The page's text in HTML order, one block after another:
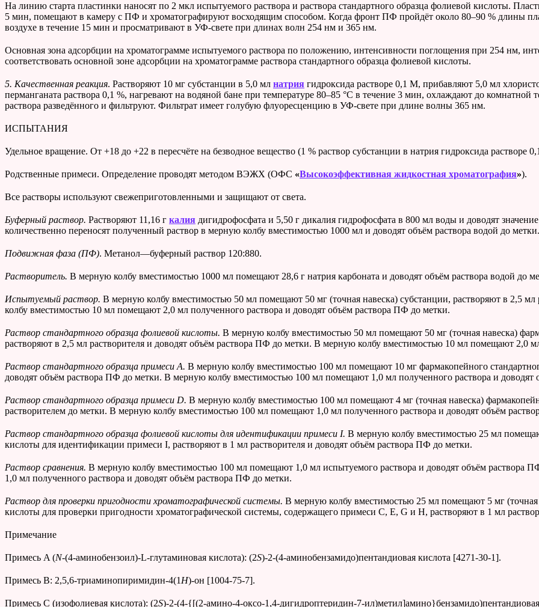
На линию старта пластинки наносят по 2 мкл испытуемого раствора и раствора стандартного образца фолиевой кислоты.
5 мин, помещают в камеру с ПФ и хроматографируют восходящим способом. Когда фронт ПФ пройдёт около 80–90 % длины
воздухе в течение 15 мин и просматривают в УФ-свете при длинах волн 254 нм и 365 нм.
Основная зона адсорбции на хроматограмме испытуемого раствора по положению, интенсивности поглощения при 254 нм,
соответствовать основной зоне адсорбции на хроматограмме раствора стандартного образца фолиевой кислоты.
5. Качественная реакция. Растворяют 10 мг субстанции в 5,0 мл натрия гидроксида растворе 0,1 М, прибавляют 5,0 мл
перманганата раствора 0,1 %, нагревают на водяной бане при температуре 80–85 °С в течение 3 мин, охлаждают до
раствора разведённого и фильтруют. Фильтрат имеет голубую флуоресценцию в УФ-свете при длине волны 365 нм.
ИСПЫТАНИЯ
Удельное вращение. От +18 до +22 в пересчёте на безводное вещество (1 % раствор субстанции в натрия гидроксида
Родственные примеси. Определение проводят методом ВЭЖХ (ОФС «Высокоэффективная жидкостная хроматография»).
Все растворы используют свежеприготовленными и защищают от света.
Буферный раствор. Растворяют 11,16 г калия дигидрофосфата и 5,50 г дикалия гидрофосфата в 800 мл воды и доводят
количественно переносят полученный раствор в мерную колбу вместимостью 1000 мл и доводят объём раствора водой до метки.
Подвижная фаза (ПФ). Метанол—буферный раствор 120:880.
Растворитель. В мерную колбу вместимостью 1000 мл помещают 28,6 г натрия карбоната и доводят объём раствора водой до
Испытуемый раствор. В мерную колбу вместимостью 50 мл помещают 50 мг (точная навеска) субстанции, растворяют в 2,5
колбу вместимостью 10 мл помещают 2,0 мл полученного раствора и доводят объём раствора ПФ до метки.
Раствор стандартного образца фолиевой кислоты. В мерную колбу вместимостью 50 мл помещают 50 мг (точная навеска)
растворяют в 2,5 мл растворителя и доводят объём раствора ПФ до метки. В мерную колбу вместимостью 10 мл помещают 2,0
Раствор стандартного образца примеси А. В мерную колбу вместимостью 100 мл помещают 10 мг фармакопейного
доводят объём раствора ПФ до метки. В мерную колбу вместимостью 100 мл помещают 1,0 мл полученного раствора и доводят
Раствор стандартного образца примеси D. В мерную колбу вместимостью 100 мл помещают 4 мг (точная навеска)
растворителем до метки. В мерную колбу вместимостью 100 мл помещают 1,0 мл полученного раствора и доводят объём
Раствор стандартного образца фолиевой кислоты для идентификации примеси I. В мерную колбу вместимостью 25 мл
кислоты для идентификации примеси I, растворяют в 1 мл растворителя и доводят объём раствора ПФ до метки.
Раствор сравнения. В мерную колбу вместимостью 100 мл помещают 1,0 мл испытуемого раствора и доводят объём
1,0 мл полученного раствора и доводят объём раствора ПФ до метки.
Раствор для проверки пригодности хроматографической системы. В мерную колбу вместимостью 25 мл помещают 5 мг (точная
кислоты для проверки пригодности хроматографической системы, содержащего примеси С, E, G и H, растворяют в 1 мл
Примечание
Примесь A (N-(4-аминобензоил)-L-глутаминовая кислота): (2S)-2-(4-аминобензамидо)пентандиовая кислота [4271-30-1].
Примесь B: 2,5,6-триаминопиримидин-4(1H)-он [1004-75-7].
Примесь C (изофолиевая кислота): (2S)-2-(4-{[(2-амино-4-оксо-1,4-дигидроптеридин-7-